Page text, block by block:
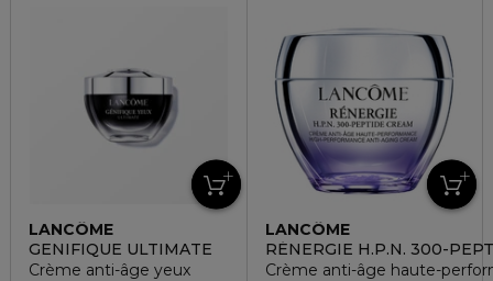
LANCÔME
GENIFIQUE ULTIMATE
Crème anti-âge yeux
LANCÔME
RÉNERGIE H.P.N. 300-
Crème anti-âge haute-